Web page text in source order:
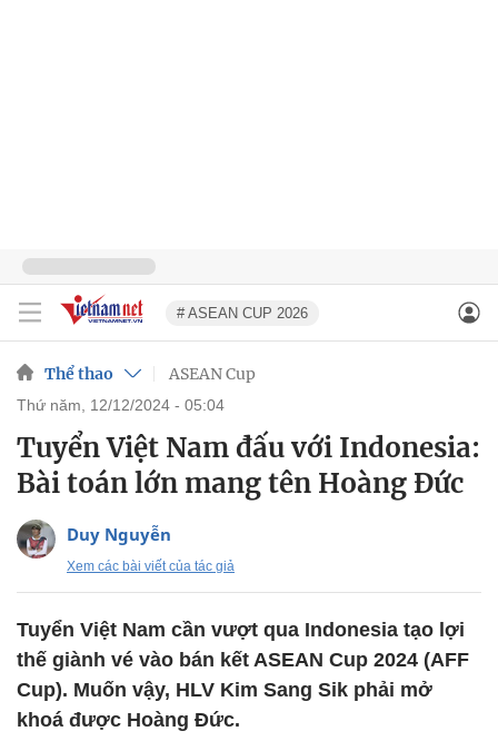
# ASEAN CUP 2026
Thể thao ASEAN Cup
thứ năm, 12/12/2024 - 05:04
Tuyển Việt Nam đấu với Indonesia:
Bài toán lớn mang tên Hoàng Đức
Duy Nguyễn
Xem các bài viết của tác giả
Tuyển Việt Nam cần vượt qua Indonesia tạo lợi
thế giành vé vào bán kết ASEAN Cup 2024 (AFF
Cup). Muốn vậy, HLV Kim Sang Sik phải mở
khoá được Hoàng Đức.